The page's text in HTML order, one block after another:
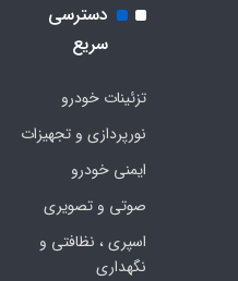
دسترسی
سریع
تزئینات خودرو
نورپردازی و تجهیزات
ایمنی خودرو
صوتی و تصویری
اسپری ، نظافتی و
نگهداری